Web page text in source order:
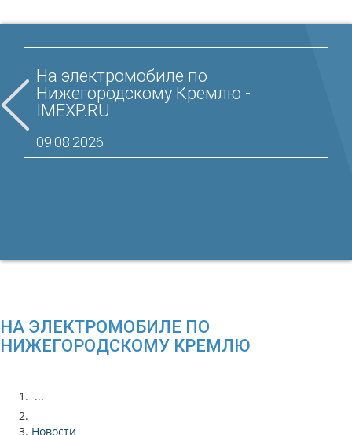
На электромобиле по
Нижегородскому Кремлю -
IMEXP.RU
09.08.2026
НА ЭЛЕКТРОМОБИЛЕ ПО
НИЖЕГОРОДСКОМУ КРЕМЛЮ
...
Новости